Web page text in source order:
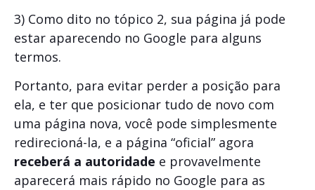
3) Como dito no tópico 2, sua página já pode
estar aparecendo no Google para alguns
termos.
Portanto, para evitar perder a posição para
ela, e ter que posicionar tudo de novo com
uma página nova, você pode simplesmente
redirecioná-la, e a página “oficial” agora
receberá a autoridade e provavelmente
aparecerá mais rápido no Google para as